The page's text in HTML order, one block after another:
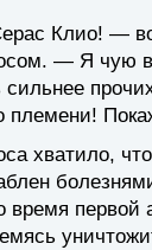
Клио! —
— Я чую
племени!
хватило,
время первой